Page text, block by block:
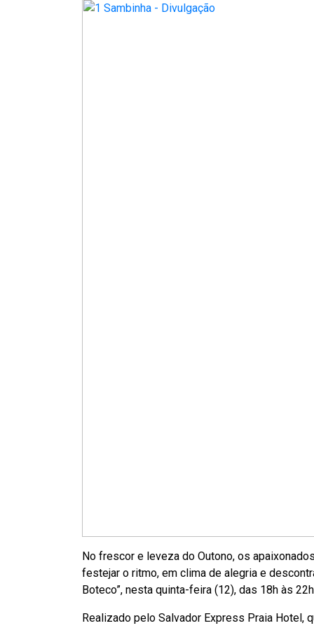
No frescor e leveza do Outono, os
festejar o ritmo, em clima de alegria e
Boteco”, nesta quinta-feira (12), das 18h às
Realizado pelo Salvador Express Praia Hotel,